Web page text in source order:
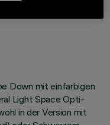
Down mit einfarbigen
Light Space Opti-
in der Version mit